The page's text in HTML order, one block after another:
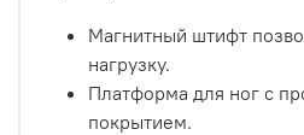
Магнитный штифт
нагрузку.
Платформа для ног с
покрытием.